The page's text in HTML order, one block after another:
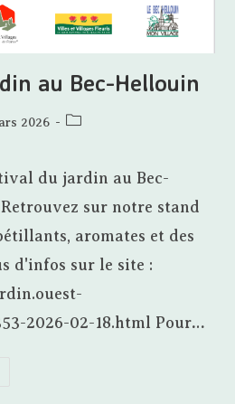
au Bec-Hellouin
2026
Post
du jardin au Bec-
sur notre stand
aromates et des
d'infos sur le site :
2026-02-18.html Pour…